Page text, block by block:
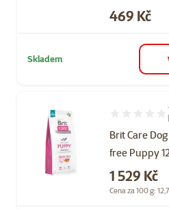
Cena
469 Kč
Skladem
Brit Care
free Puppy
Hodnocení
Cena
1 529 Kč
Cena za 100 g: